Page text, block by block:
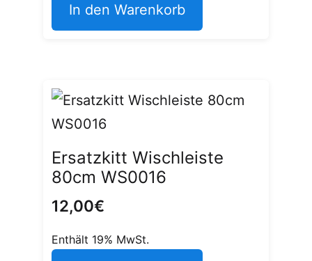
In den Warenkorb
Ersatzkitt Wischleiste
80cm WS0016
12,00€
Enthält 19% MwSt.